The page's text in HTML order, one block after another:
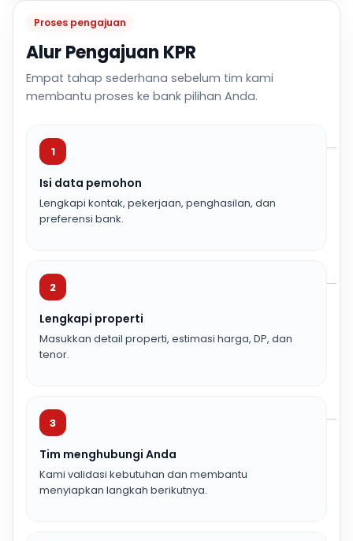
Proses pengajuan
Alur Pengajuan KPR
Empat tahap sederhana sebelum tim kami
membantu proses ke bank pilihan Anda.
1
Isi data pemohon
Lengkapi kontak, pekerjaan, penghasilan, dan
preferensi bank.
2
Lengkapi properti
Masukkan detail properti, estimasi harga, DP, dan
tenor.
3
Tim menghubungi Anda
Kami validasi kebutuhan dan membantu
menyiapkan langkah berikutnya.